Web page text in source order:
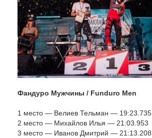
Фандуро Мужчины / Funduro Men
1 место — Велиев Тельман — 19:23.735
2 место — Михайлов Илья — 21:03.953
3 место — Иванов Дмитрий — 21:13.208